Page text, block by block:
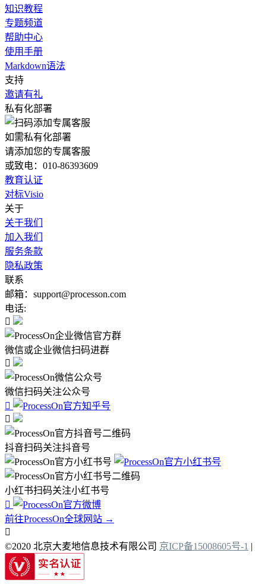
知识教程
专题频道
帮助中心
使用手册
Markdown语法
支持
邀请有礼
私有化部署
如需私有化部署
请添加您的专属客服
或致电：010-86393609
教育认证
对标Visio
关于
关于我们
加入我们
服务条款
隐私政策
联系
邮箱：support@processon.com
电话:

微信或企业微信扫码进群

微信扫码关注公众号


抖音扫码关注抖音号
小红书扫码关注小红书号

前往ProcessOn全球网站 →

©2020 北京大麦地信息技术有限公司 京ICP备15008605号-1 |